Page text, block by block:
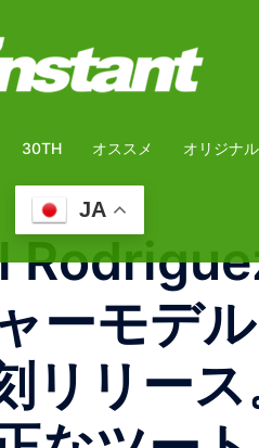
30TH オススメ オリジナ
JA
ーモデ
リリー